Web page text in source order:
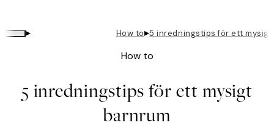
▸ How to▸5 inredningstips för ett
How to
5 inredningstips för ett mysigt
barnrum